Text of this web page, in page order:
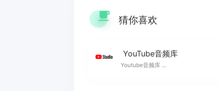
猜你喜欢
YouTube音频库
Youtube音频库 ...